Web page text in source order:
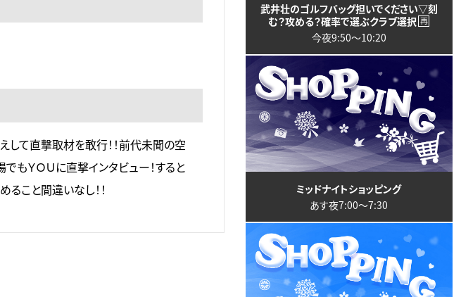
て直撃取材を敢行！！前代未聞の空
もＹＯＵに直撃インタビュー！すると
こと間違いなし！！
武井壮のゴルフバッグ担いでください▽刻
む？攻める？確率で選ぶクラブ選択 再
今夜9:50〜10:20
ミッドナイトショッピング
あす夜7:00〜7:30